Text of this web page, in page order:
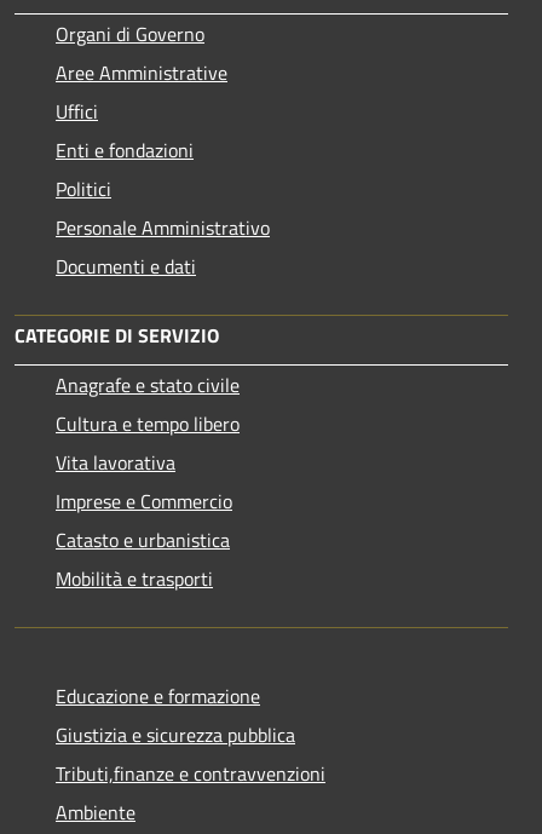
Organi di Governo
Aree Amministrative
Uffici
Enti e fondazioni
Politici
Personale Amministrativo
Documenti e dati
CATEGORIE DI SERVIZIO
Anagrafe e stato civile
Cultura e tempo libero
Vita lavorativa
Imprese e Commercio
Catasto e urbanistica
Mobilità e trasporti
Educazione e formazione
Giustizia e sicurezza pubblica
Tributi,finanze e contravvenzioni
Ambiente